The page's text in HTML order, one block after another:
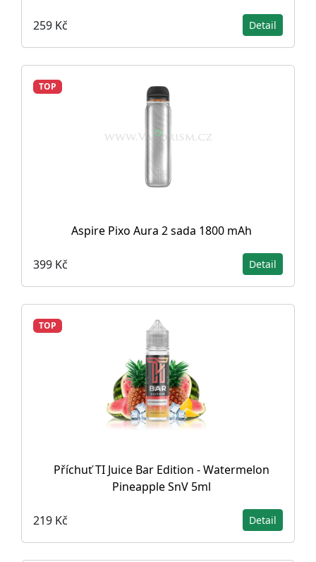
259 Kč Detail
TOP
Aspire Pixo Aura 2 sada 1800 mAh
399 Kč Detail
TOP
Příchuť TI Juice Bar Edition - Watermelon
Pineapple SnV 5ml
219 Kč Detail